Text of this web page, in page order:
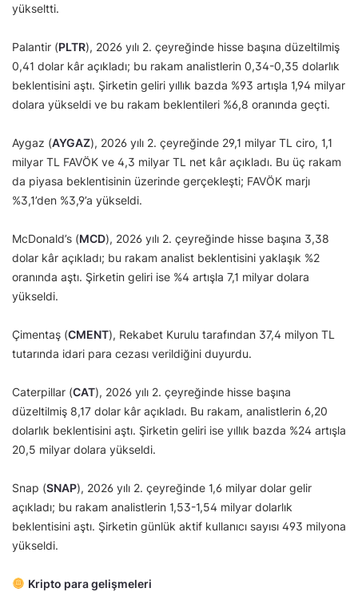
yükseltti.
Palantir (PLTR), 2026 yılı 2. çeyreğinde hisse başına düzeltilmiş
0,41 dolar kâr açıkladı; bu rakam analistlerin 0,34-0,35 dolarlık
beklentisini aştı. Şirketin geliri yıllık bazda %93 artışla 1,94 milyar
dolara yükseldi ve bu rakam beklentileri %6,8 oranında geçti.
Aygaz (AYGAZ), 2026 yılı 2. çeyreğinde 29,1 milyar TL ciro, 1,1
milyar TL FAVÖK ve 4,3 milyar TL net kâr açıkladı. Bu üç rakam
da piyasa beklentisinin üzerinde gerçekleşti; FAVÖK marjı
%3,1’den %3,9’a yükseldi.
McDonald’s (MCD), 2026 yılı 2. çeyreğinde hisse başına 3,38
dolar kâr açıkladı; bu rakam analist beklentisini yaklaşık %2
oranında aştı. Şirketin geliri ise %4 artışla 7,1 milyar dolara
yükseldi.
Çimentaş (CMENT), Rekabet Kurulu tarafından 37,4 milyon TL
tutarında idari para cezası verildiğini duyurdu.
Caterpillar (CAT), 2026 yılı 2. çeyreğinde hisse başına
düzeltilmiş 8,17 dolar kâr açıkladı. Bu rakam, analistlerin 6,20
dolarlık beklentisini aştı. Şirketin geliri ise yıllık bazda %24 artışla
20,5 milyar dolara yükseldi.
Snap (SNAP), 2026 yılı 2. çeyreğinde 1,6 milyar dolar gelir
açıkladı; bu rakam analistlerin 1,53-1,54 milyar dolarlık
beklentisini aştı. Şirketin günlük aktif kullanıcı sayısı 493 milyona
yükseldi.
Kripto para gelişmeleri